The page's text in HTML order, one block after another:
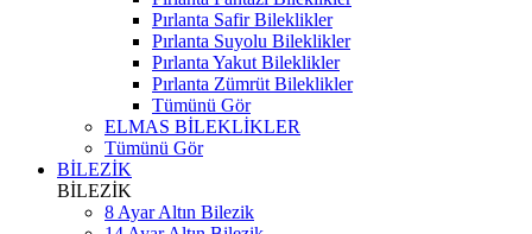
Pırlanta Safir Bileklikler
Pırlanta Suyolu Bileklikler
Pırlanta Yakut Bileklikler
Pırlanta Zümrüt Bileklikler
Tümünü Gör
ELMAS BİLEKLİKLER
Tümünü Gör
BİLEZİK
BİLEZİK
8 Ayar Altın Bilezik